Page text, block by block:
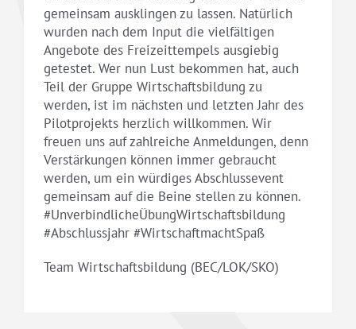
gemeinsam ausklingen zu lassen. Natürlich
wurden nach dem Input die vielfältigen
Angebote des Freizeittempels ausgiebig
getestet. Wer nun Lust bekommen hat, auch
Teil der Gruppe Wirtschaftsbildung zu
werden, ist im nächsten und letzten Jahr des
Pilotprojekts herzlich willkommen. Wir
freuen uns auf zahlreiche Anmeldungen, denn
Verstärkungen können immer gebraucht
werden, um ein würdiges Abschlussevent
gemeinsam auf die Beine stellen zu können.
#UnverbindlicheÜbungWirtschaftsbildung
#Abschlussjahr #WirtschaftmachtSpaß
Team Wirtschaftsbildung (BEC/LOK/SKO)